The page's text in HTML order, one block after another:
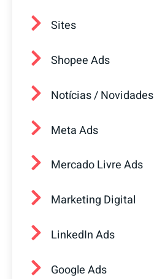
Sites
Shopee Ads
Notícias / Novidades
Meta Ads
Mercado Livre Ads
Marketing Digital
LinkedIn Ads
Google Ads